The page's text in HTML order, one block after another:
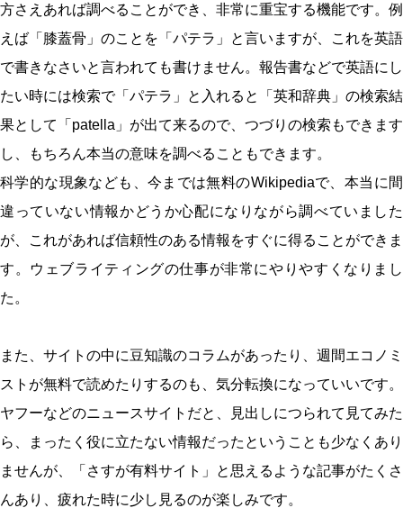
方さえあれば調べることができ、非常に重宝する機能です。例
えば「膝蓋骨」のことを「パテラ」と言いますが、これを英語
で書きなさいと言われても書けません。報告書などで英語にし
たい時には検索で「パテラ」と入れると「英和辞典」の検索結
果として「patella」が出て来るので、つづりの検索もできます
し、もちろん本当の意味を調べることもできます。
科学的な現象なども、今までは無料のWikipediaで、本当に間
違っていない情報かどうか心配になりながら調べていました
が、これがあれば信頼性のある情報をすぐに得ることができま
す。ウェブライティングの仕事が非常にやりやすくなりまし
た。
また、サイトの中に豆知識のコラムがあったり、週間エコノミ
ストが無料で読めたりするのも、気分転換になっていいです。
ヤフーなどのニュースサイトだと、見出しにつられて見てみた
ら、まったく役に立たない情報だったということも少なくあり
ませんが、「さすが有料サイト」と思えるような記事がたくさ
んあり、疲れた時に少し見るのが楽しみです。